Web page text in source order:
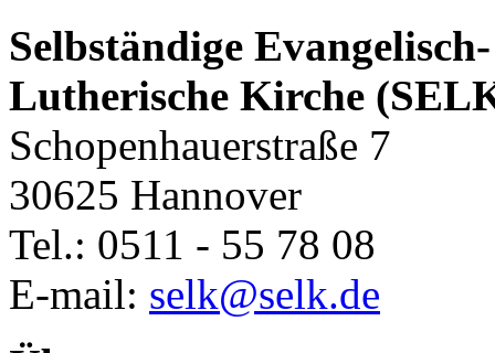
Selbständige Evangelisch-
Lutherische Kirche
Schopenhauerstraße 7
30625 Hannover
Tel.: 0511 - 55 78 08
E-mail: selk@selk.de